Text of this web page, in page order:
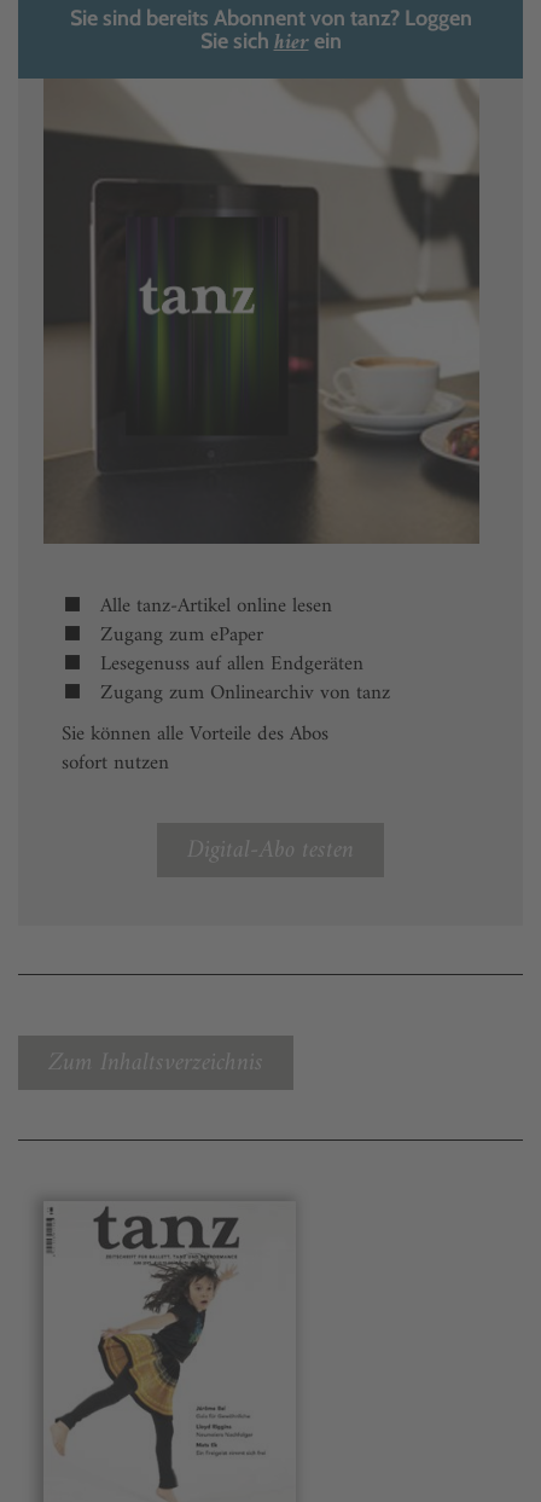
Sie sind bereits Abonnent von tanz? Loggen
Sie sich hierein
Alle tanz-Artikel online lesen
Zugang zum ePaper
Lesegenuss auf allen Endgeräten
Zugang zum Onlinearchiv von tanz
Sie können alle Vorteile des Abos
sofort nutzen
Digital-Abo testen
Zum Inhaltsverzeichnis